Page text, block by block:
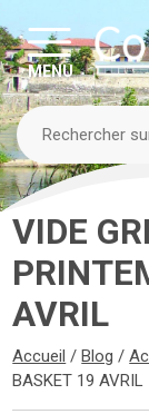
MENU
VIDE
AVRIL
Accueil /Blog /
BASKET 19 AVRIL